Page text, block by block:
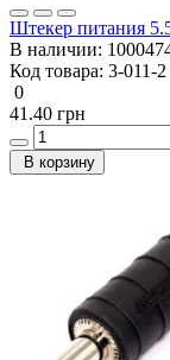
Штекер питания
В наличии:
Код товара: 3-011-2
0
41.40 грн
В корзину